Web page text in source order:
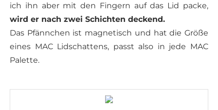
ich ihn aber mit den Fingern auf das Lid packe,
wird er nach zwei Schichten deckend.
Das Pfännchen ist magnetisch und hat die Größe
eines MAC Lidschattens, passt also in jede MAC
Palette.